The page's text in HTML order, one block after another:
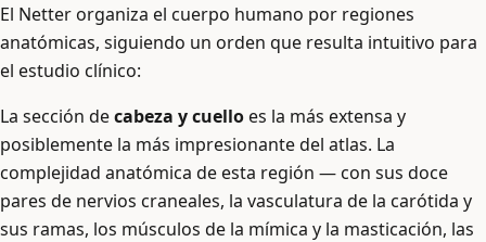
El Netter organiza el cuerpo humano por regiones
anatómicas, siguiendo un orden que resulta intuitivo para
el estudio clínico:
La sección decabeza y cuelloes la más extensa y
posiblemente la más impresionante del atlas. La
complejidad anatómica de esta región — con sus doce
pares de nervios craneales, la vasculatura de la carótida y
sus ramas, los músculos de la mímica y la masticación, las